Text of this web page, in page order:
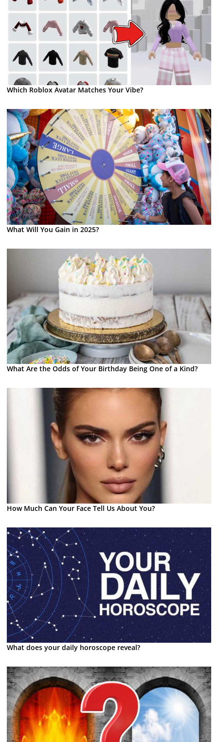
Which Roblox Avatar Matches Your Vibe?
What Will You Gain in 2025?
What Are the Odds of Your Birthday Being One of a Kind?
How Much Can Your Face Tell Us About You?
What does your daily horoscope reveal?